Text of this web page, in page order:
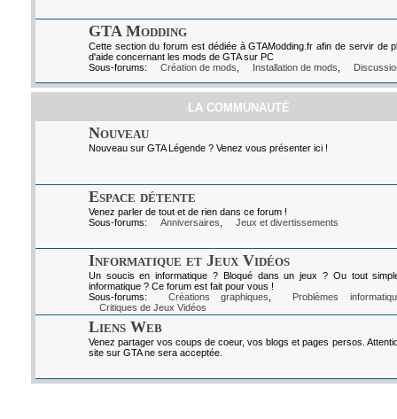
GTA Modding
Cette section du forum est dédiée à GTAModding.fr afin de servir de
d'aide concernant les mods de GTA sur PC
Sous-forums:
Création de mods Installation de mods
LA COMMUNAUTÉ
Nouveau
Nouveau sur GTA Légende ? Venez vous présenter ici !
Espace détente
Venez parler de tout et de rien dans ce forum !
Sous-forums:
Anniversaires Jeux et divertissements
Informatique et Jeux Vidéos
Un soucis en informatique ? Bloqué dans un jeux ? Ou tout
informatique ? Ce forum est fait pour vous !
Sous-forums:
Créations graphiques
Problèmes
Critiques de Jeux Vidéos
Liens Web
Venez partager vos coups de coeur, vos blogs et pages persos.
site sur GTA ne sera acceptée.